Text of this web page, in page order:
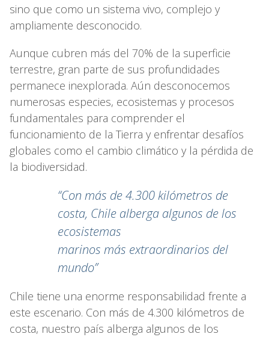
sino que como un sistema vivo, complejo y
ampliamente desconocido.
Aunque cubren más del 70% de la superficie
terrestre, gran parte de sus profundidades
permanece inexplorada. Aún desconocemos
numerosas especies, ecosistemas y procesos
fundamentales para comprender el
funcionamiento de la Tierra y enfrentar desafíos
globales como el cambio climático y la pérdida de
la biodiversidad.
“Con más de 4.300 kilómetros de
costa, Chile alberga algunos de los
ecosistemas
marinos más extraordinarios del
mundo”
Chile tiene una enorme responsabilidad frente a
este escenario. Con más de 4.300 kilómetros de
costa, nuestro país alberga algunos de los